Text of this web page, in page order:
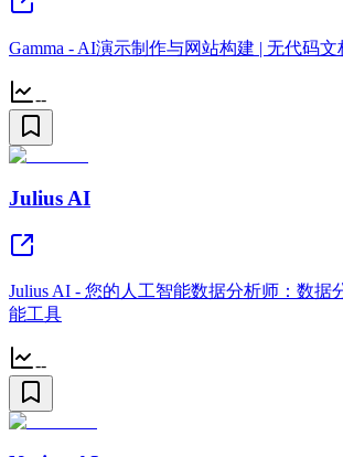
Gamma - AI演示制作与网站构建 | 无代码
--
Julius AI
Julius AI - 您的人工智能数据分析师：数据
能工具
--